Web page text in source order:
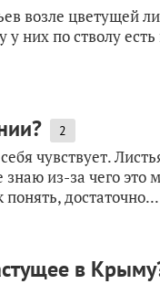
возле цветущей
них по стволу
2
чувствует.
из-за чего
достаточно...
в